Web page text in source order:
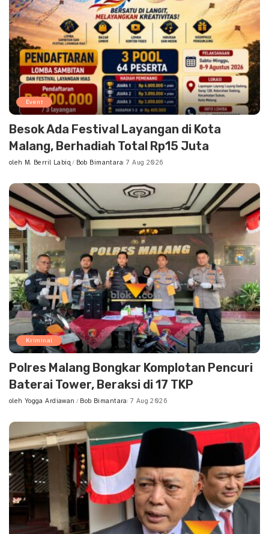
Event
Besok Ada Festival Layangan di Kota
Malang, Berhadiah Total Rp15 Juta
Posted
oleh M. Berril Labiq Bob Bimantara 7 Aug 2026
Kriminal
Polres Malang Bongkar Komplotan Pencuri
Baterai Tower, Beraksi di 17 TKP
Posted
oleh Yogga Ardiawan Bob Bimantara 7 Aug 2026